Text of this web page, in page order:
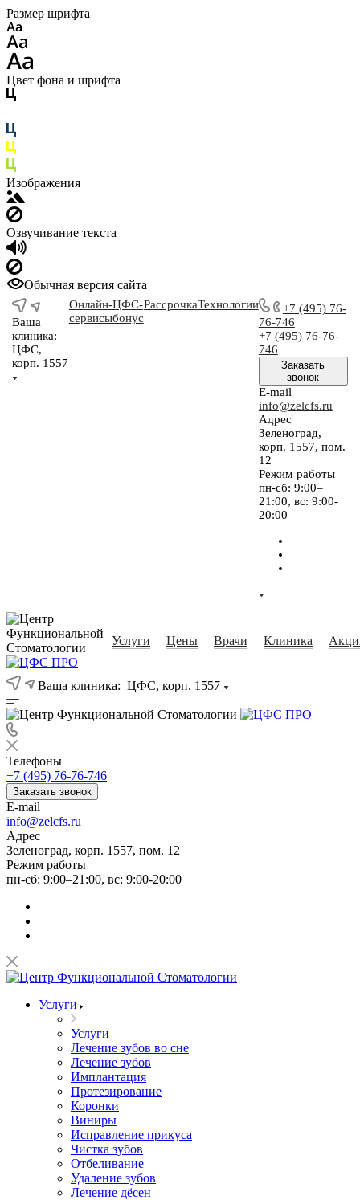
Размер шрифта
Цвет фона и шрифта
Изображения
Озвучивание текста
Обычная версия сайта
Ваша
клиника:
ЦФС,
корп. 1557
Онлайн-
сервисы
ЦФС-
бонус
РассрочкаТехнологии
+7 (495) 76-
76-746
+7 (495) 76-76-
746
Заказать
звонок
E-mail
info@zelcfs.ru
Адрес
Зеленоград,
корп. 1557, пом.
12
Режим работы
пн-сб: 9:00–
21:00, вс: 9:00-
20:00
Услуги Цены Врачи Клиника
Ваша клиника: ЦФС, корп. 1557
Телефоны
+7 (495) 76-76-746
Заказать звонок
E-mail
info@zelcfs.ru
Адрес
Зеленоград, корп. 1557, пом. 12
Режим работы
пн-сб: 9:00–21:00, вс: 9:00-20:00
Услуги
Услуги
Лечение зубов во сне
Лечение зубов
Имплантация
Протезирование
Коронки
Виниры
Исправление прикуса
Чистка зубов
Отбеливание
Удаление зубов
Лечение дёсен